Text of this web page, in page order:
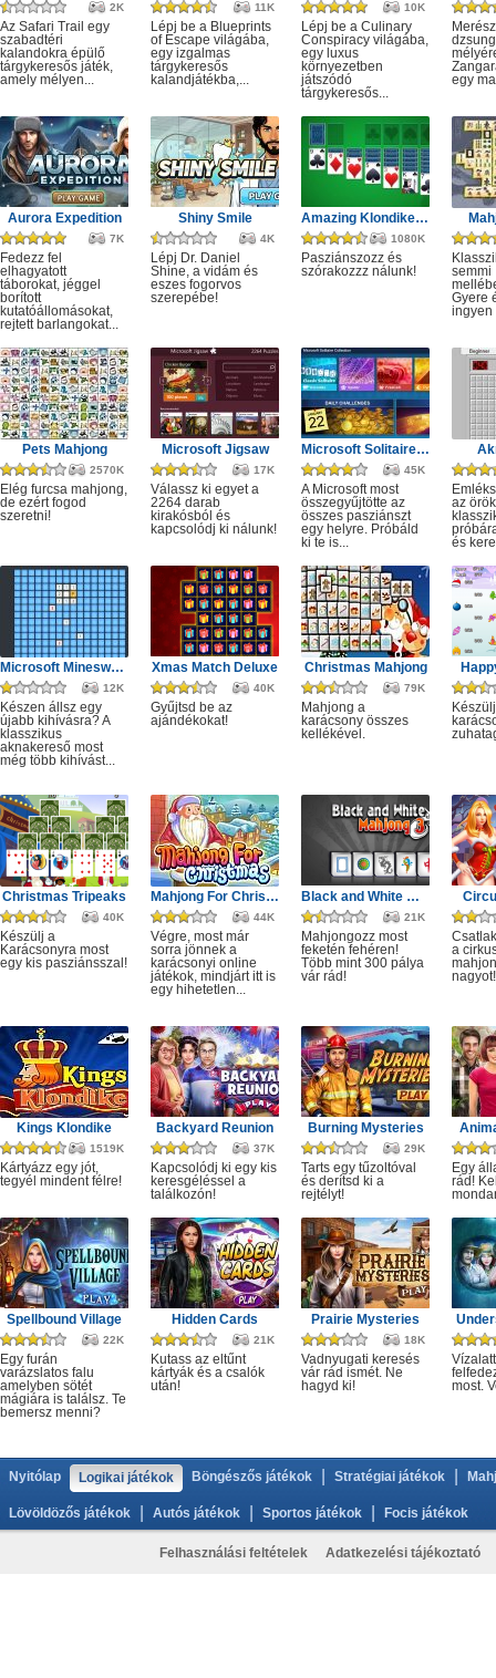
2K
Az Safari Trail egy
szabadtéri
kalandokra épülő
tárgykeresős játék,
amely mélyen...
11K
Lépj be a Blueprints
of Escape világába,
egy izgalmas
tárgykeresős
kalandjátékba,...
10K
Lépj be a Culinary
Conspiracy világába,
egy luxus
környezetben
játszódó
tárgykeresős...
egy
Aurora Expedition
7K
Fedezz fel
elhagyatott
táborokat, jéggel
borított
kutatóállomásokat,
rejtett barlangokat...
Shiny Smile
4K
Lépj Dr. Daniel
Shine, a vidám és
eszes fogorvos
szerepébe!
Amazing Klondike Solitaire
1080K
Pasziánszozz és
szórakozzz nálunk!
semmi
Gyere
ingyen
Pets Mahjong
2570K
Elég furcsa mahjong,
de ezért fogod
szeretni!
Microsoft Jigsaw
17K
Válassz ki egyet a
2264 darab
kirakósból és
kapcsolódj ki nálunk!
Microsoft Solitaire Collection
45K
A Microsoft most
összegyűjtötte az
összes pasziánszt
egy helyre. Próbáld
ki te is...
az örök
és
Microsoft Minesweeper
12K
Készen állsz egy
újabb kihívásra? A
klasszikus
aknakereső most
még több kihívást...
Xmas Match Deluxe
40K
Gyűjtsd be az
ajándékokat!
Christmas Mahjong
79K
Mahjong a
karácsony összes
kellékével.
Christmas Tripeaks
40K
Készülj a
Karácsonyra most
egy kis pasziánsszal!
Mahjong For Christmas
44K
Végre, most már
sorra jönnek a
karácsonyi online
játékok, mindjárt itt is
egy hihetetlen...
Black and White Mahjong 3
21K
Mahjongozz most
feketén fehéren!
Több mint 300 pálya
vár rád!
a
nagyot!
Kings Klondike
1519K
Kártyázz egy jót,
tegyél mindent félre!
Backyard Reunion
37K
Kapcsolódj ki egy kis
keresgéléssel a
találkozón!
Burning Mysteries
29K
Tarts egy tűzoltóval
és derítsd ki a
rejtélyt!
Egy
rád!
Spellbound Village
22K
Egy furán
varázslatos falu
amelyben sötét
mágiára is találsz. Te
bemersz menni?
Hidden Cards
21K
Kutass az eltűnt
kártyák és a csalók
után!
Prairie Mysteries
18K
Vadnyugati keresés
vár rád ismét. Ne
hagyd ki!
most.
Nyitólap Logikai játékok Böngészős játékok Stratégiai játékok
Lövöldözős játékok Autós játékok Sportos játékok Focis játékok
Felhasználási feltételek Adatkezelési tájékoztató